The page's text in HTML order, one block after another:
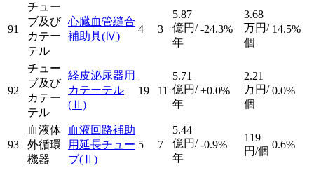
91
チュー
ブ及び
カテー
テル
心臓血管縫合
補助具(Ⅳ)
4 3
5.87
億円/
年
-24.3%
3.68
万円/
個
14.5%
92
チュー
ブ及び
カテー
テル
経皮泌尿器用
カテーテル
(Ⅱ)
19 11
5.71
億円/
年
+0.0%
2.21
万円/
個
0.0%
93
血液体
外循環
機器
血液回路補助
用延長チュー
ブ(Ⅱ)
5 7
5.44
億円/
年
-0.9%
119
円/個
0.6%